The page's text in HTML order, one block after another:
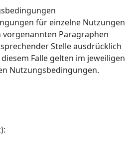
für einzelne Nutzungen
vorgenannten Paragraphen
Stelle ausdrücklich
Falle gelten im jeweiligen
Nutzungsbedingungen.